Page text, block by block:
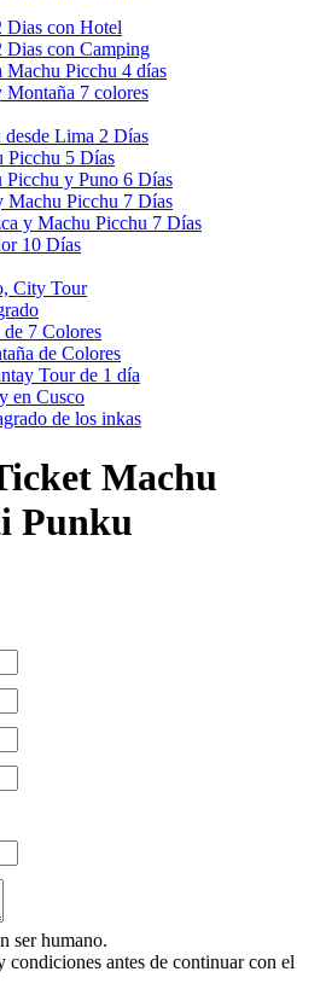
Dias con Hotel
Dias con Camping
Machu Picchu 4 días
Montaña 7 colores
Lima 2 Días
Picchu 5 Días
Picchu y Puno 6 Días
Machu Picchu 7 Días
y Machu Picchu 7 Días
10 Días
City Tour
7 Colores
de Colores
Tour de 1 día
en Cusco
de los inkas
Machu
Punku
ser humano.
condiciones antes de continuar con el